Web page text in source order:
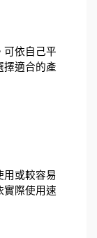
可依自己平
擇適合的產
用或較容易
實際使用速